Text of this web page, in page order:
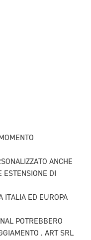
ANCHE
DI
ITALIA ED EUROPA
POTREBBERO
. ART SRL